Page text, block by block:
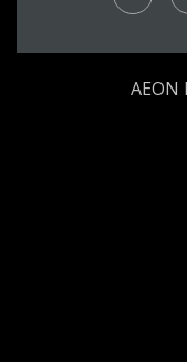
Radyatör borularınız
Radyatör borularınız
düz
Radyatör borularınız
AEON